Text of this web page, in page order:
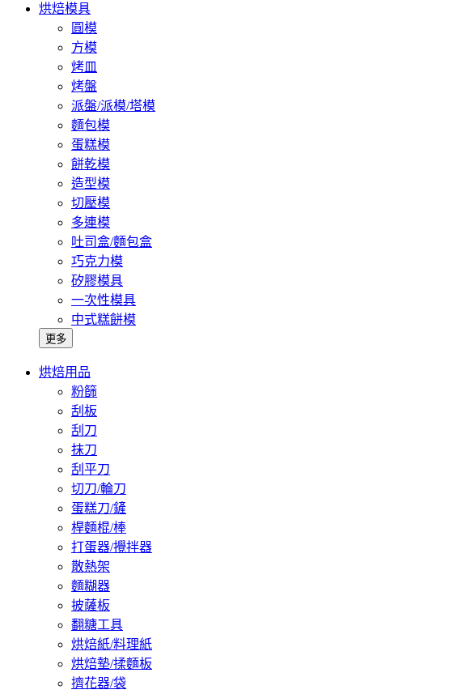
烘焙模具
圓模
方模
烤皿
烤盤
派盤/派模/塔模
麵包模
蛋糕模
餅乾模
造型模
切壓模
多連模
吐司盒/麵包盒
巧克力模
矽膠模具
一次性模具
中式糕餅模
更多
烘焙用品
粉篩
刮板
刮刀
抹刀
刮平刀
切刀/輪刀
蛋糕刀/鏟
桿麵棍/棒
打蛋器/攪拌器
散熱架
麵糊器
披薩板
翻糖工具
烘焙紙/料理紙
烘焙墊/揉麵板
擠花器/袋